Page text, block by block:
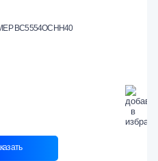
ВС5554ОСНН40